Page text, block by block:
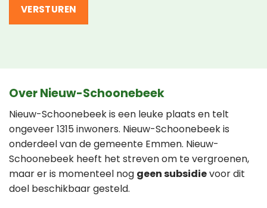
Over Nieuw-Schoonebeek
Nieuw-Schoonebeek is een leuke plaats en telt
ongeveer 1315 inwoners. Nieuw-Schoonebeek is
onderdeel van de gemeente Emmen. Nieuw-
Schoonebeek heeft het streven om te vergroenen,
maar er is momenteel nog geen subsidievoor dit
doel beschikbaar gesteld.